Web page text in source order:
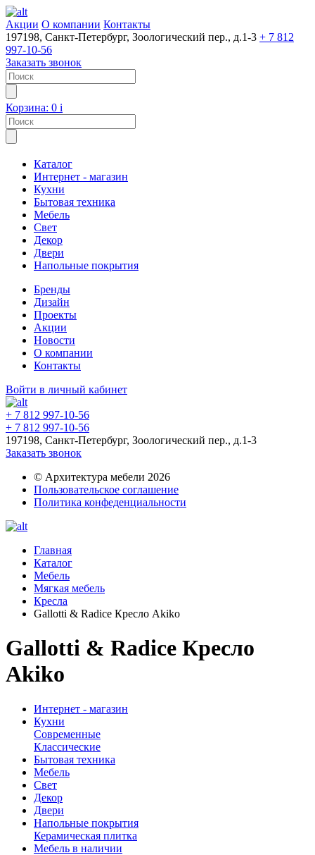
Акции О компании Контакты
197198, Санкт-Петербург, Зоологический пер., д.1-3 + 7 812
997-10-56
Заказать звонок
Корзина: 0 i
Каталог
Интернет - магазин
Кухни
Бытовая техника
Мебель
Свет
Декор
Двери
Напольные покрытия
Бренды
Дизайн
Проекты
Акции
Новости
О компании
Контакты
Войти в личный кабинет
+ 7 812 997-10-56
+ 7 812 997-10-56
197198, Санкт-Петербург, Зоологический пер., д.1-3
Заказать звонок
© Архитектура мебели 2026
Пользовательское соглашение
Политика конфеденциальности
Главная
Каталог
Мебель
Мягкая мебель
Кресла
Gallotti & Radice Кресло Akiko
Gallotti & Radice Кресло
Akiko
Интернет - магазин
Кухни
Современные
Классические
Бытовая техника
Мебель
Свет
Декор
Двери
Напольные покрытия
Керамическая плитка
Мебель в наличии